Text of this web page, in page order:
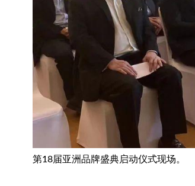
第18届亚洲品牌盛典启动仪式现场。